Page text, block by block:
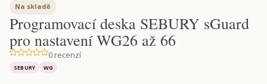
Na skladě
Programovací deska SEBURY sGuard
pro nastavení WG26 až 66
0 recenzí
SEBURY WG